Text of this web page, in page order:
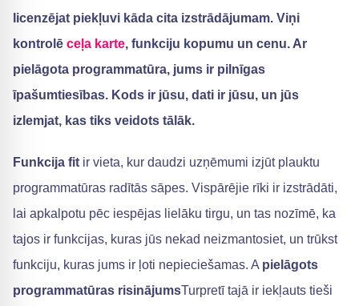
licenzējat piekļuvi kāda cita izstrādājumam. Viņi
kontrolē ceļa karte, funkciju kopumu un cenu. Ar
pielāgota programmatūra, jums ir pilnīgas
īpašumtiesības. Kods ir jūsu, dati ir jūsu, un jūs
izlemjat, kas tiks veidots tālāk.
Funkcija fit ir vieta, kur daudzi uzņēmumi izjūt plauktu
programmatūras radītās sāpes. Vispārējie rīki ir izstrādāti,
lai apkalpotu pēc iespējas lielāku tirgu, un tas nozīmē, ka
tajos ir funkcijas, kuras jūs nekad neizmantosiet, un trūkst
funkciju, kuras jums ir ļoti nepieciešamas. A pielāgots
programmatūras risinājumsTurpretī tajā ir iekļauts tieši